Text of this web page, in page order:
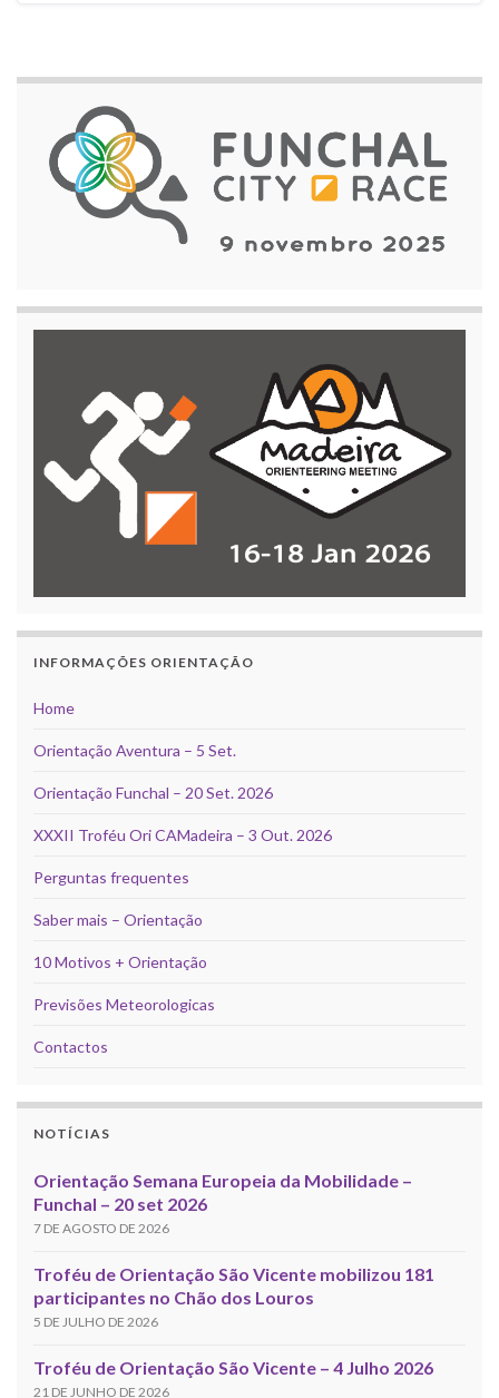
INFORMAÇÕES ORIENTAÇÃO
Home
Orientação Aventura – 5 Set.
Orientação Funchal – 20 Set. 2026
XXXII Troféu Ori CAMadeira – 3 Out. 2026
Perguntas frequentes
Saber mais – Orientação
10 Motivos + Orientação
Previsões Meteorologicas
Contactos
NOTÍCIAS
Orientação Semana Europeia da Mobilidade –
Funchal – 20 set 2026
7 DE AGOSTO DE 2026
Troféu de Orientação São Vicente mobilizou 181
participantes no Chão dos Louros
5 DE JULHO DE 2026
Troféu de Orientação São Vicente – 4 Julho 2026
21 DE JUNHO DE 2026